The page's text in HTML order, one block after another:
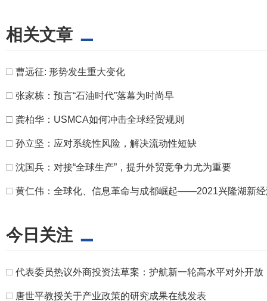
相关文章
□ 曹远征: 形势发生重大变化
□ 张家栋：预言“石油时代”落幕为时尚早
□ 龚柏华：USMCA如何冲击全球经贸规则
□ 孙立坚：应对系统性风险，解决流动性短缺
□ 沈国兵：对接“全球生产”，提升外贸竞争力尤为重要
□ 黄仁伟：全球化、信息革命与成都崛起——2021兴隆湖新
今日关注
□ 代表委员热议外商投资法草案：护航新一轮高水平对外开放
□ 唐世平教授关于产业政策的研究成果在线发表